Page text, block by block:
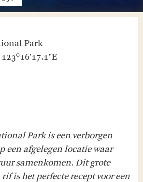
Park
Park is een verborgen
een afgelegen locatie waar
samenkomen. Dit grote
is het perfecte recept voor een